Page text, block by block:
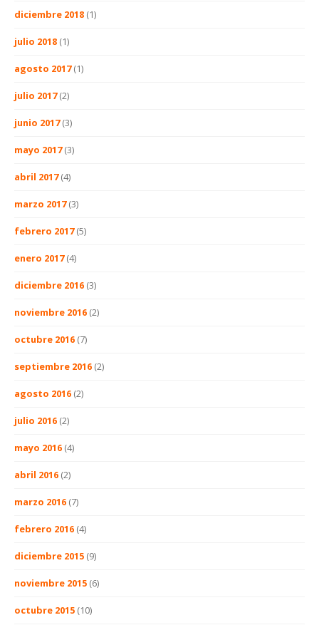
diciembre 2018 (1)
julio 2018 (1)
agosto 2017(1)
julio 2017(2)
junio 2017(3)
mayo 2017(3)
abril 2017(4)
marzo 2017(3)
febrero 2017(5)
enero 2017(4)
diciembre 2016 (3)
noviembre 2016 (2)
octubre 2016 (7)
septiembre 2016 (2)
agosto 2016 (2)
julio 2016 (2)
mayo 2016 (4)
abril 2016 (2)
marzo 2016 (7)
febrero 2016 (4)
diciembre 2015 (9)
noviembre 2015 (6)
octubre 2015 (10)